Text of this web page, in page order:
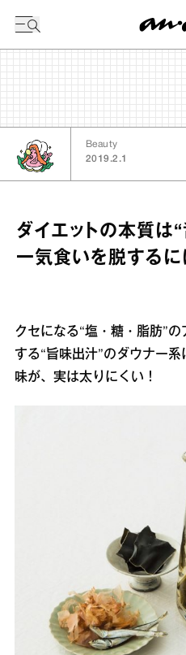
Beauty
2019.2.1
ダイエットの本質は
一気食いを脱するに
クセになる“塩・糖・脂肪”
する“旨味出汁”のダウナー
味が、実は太りにくい！